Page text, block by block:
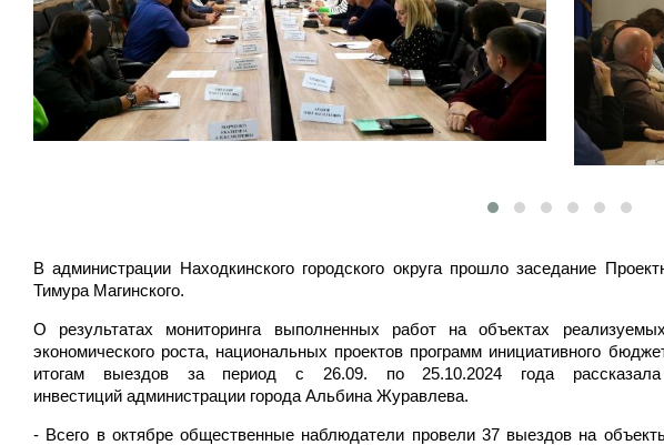
В администрации Находкинского городского округа прошло заседание
Тимура Магинского.
О результатах мониторинга выполненных работ на объектах
экономического роста, национальных проектов программ инициативного
итогам выездов за период с 26.09. по 25.10.2024 года
инвестиций администрации города Альбина Журавлева.
- Всего в октябре общественные наблюдатели провели 37 выездов на